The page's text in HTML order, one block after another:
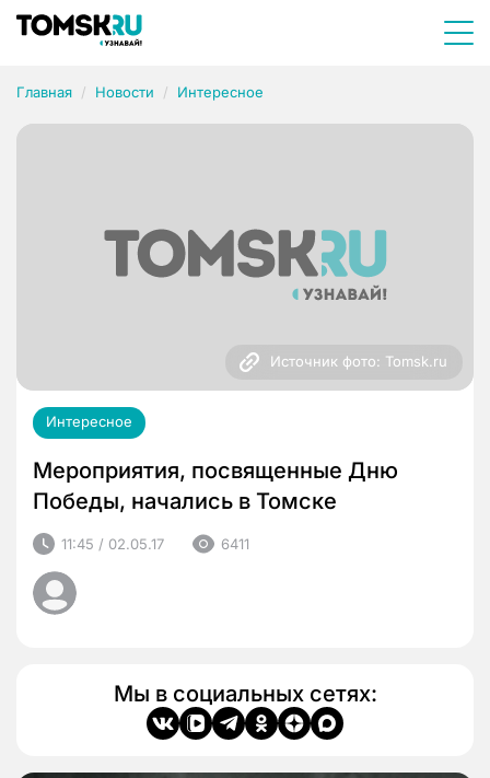
Главная Новости Интересное
Источник фото: Tomsk.ru
Интересное
Мероприятия, посвященные Дню
Победы, начались в Томске
11:45 / 02.05.17 6411
Мы в социальных сетях: